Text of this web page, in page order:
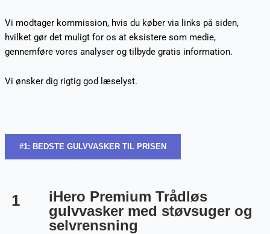
Vi modtager kommission, hvis du køber via links på siden,
hvilket gør det muligt for os at eksistere som medie,
gennemføre vores analyser og tilbyde gratis information.
Vi ønsker dig rigtig god læselyst.
#1: BEDSTE GULVVASKER TIL PRISEN
1
iHero Premium Trådløs
gulvvasker med støvsuger og
selvrensning